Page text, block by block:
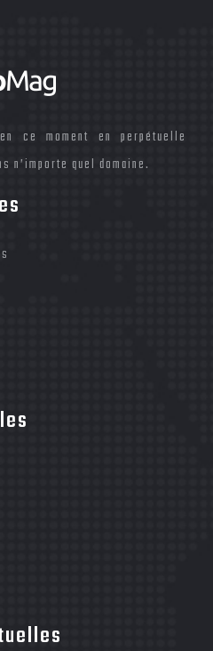
ce moment en perpétuelle
n’importe quel domaine.